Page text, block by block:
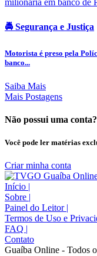
🚔 Segurança e Justiça
Motorista é preso pela
banco...
Saiba Mais
Mais Postagens
Não possui uma conta?
Você pode ler matérias
Criar minha conta
Início |
Sobre |
Painel do Leitor |
Termos de Uso e
FAQ |
Contato
Guaíba Online - Todos